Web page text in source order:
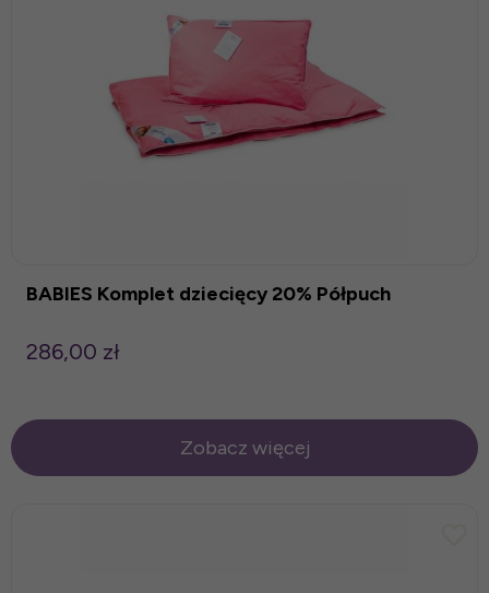
BABIES Komplet dziecięcy 20% Półpuch
286,00 zł
Zobacz więcej